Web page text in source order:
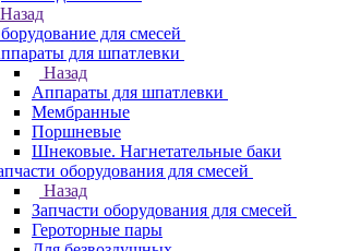
Назад
для смесей
для шпатлевки
Назад
Аппараты для шпатлевки
Мембранные
Поршневые
Шнековые. Нагнетательные баки
оборудования для смесей
Назад
Запчасти оборудования для смесей
Героторные пары